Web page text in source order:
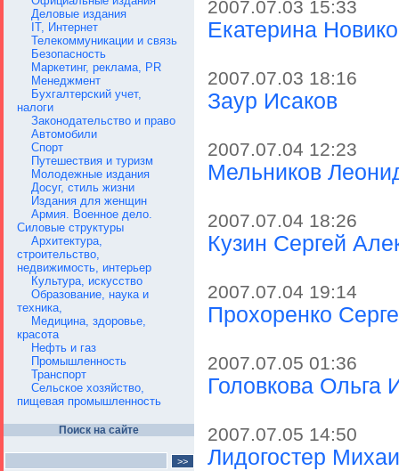
Деловые издания
IT, Интернет
Телекоммуникации и связь
Безопасность
Маркетинг, реклама, PR
Менеджмент
Бухгалтерский учет,
налоги
Законодательство и право
Автомобили
Спорт
Путешествия и туризм
Молодежные издания
Досуг, стиль жизни
Издания для женщин
Армия. Военное дело.
Силовые структуры
Архитектура,
строительство,
недвижимость, интерьер
Культура, искусство
Образование, наука и
техника,
Медицина, здоровье,
красота
Нефть и газ
Промышленность
Транспорт
Сельское хозяйство,
пищевая промышленность
Поиск на сайте
2007.07.03 15:33
Екатерина
2007.07.03 18:16
Заур Исаков
2007.07.04 12:23
Мельников
2007.07.04 18:26
Кузин Сергей
2007.07.04 19:14
Прохоренко
2007.07.05 01:36
Головкова Ольга
2007.07.05 14:50
Лидогостер